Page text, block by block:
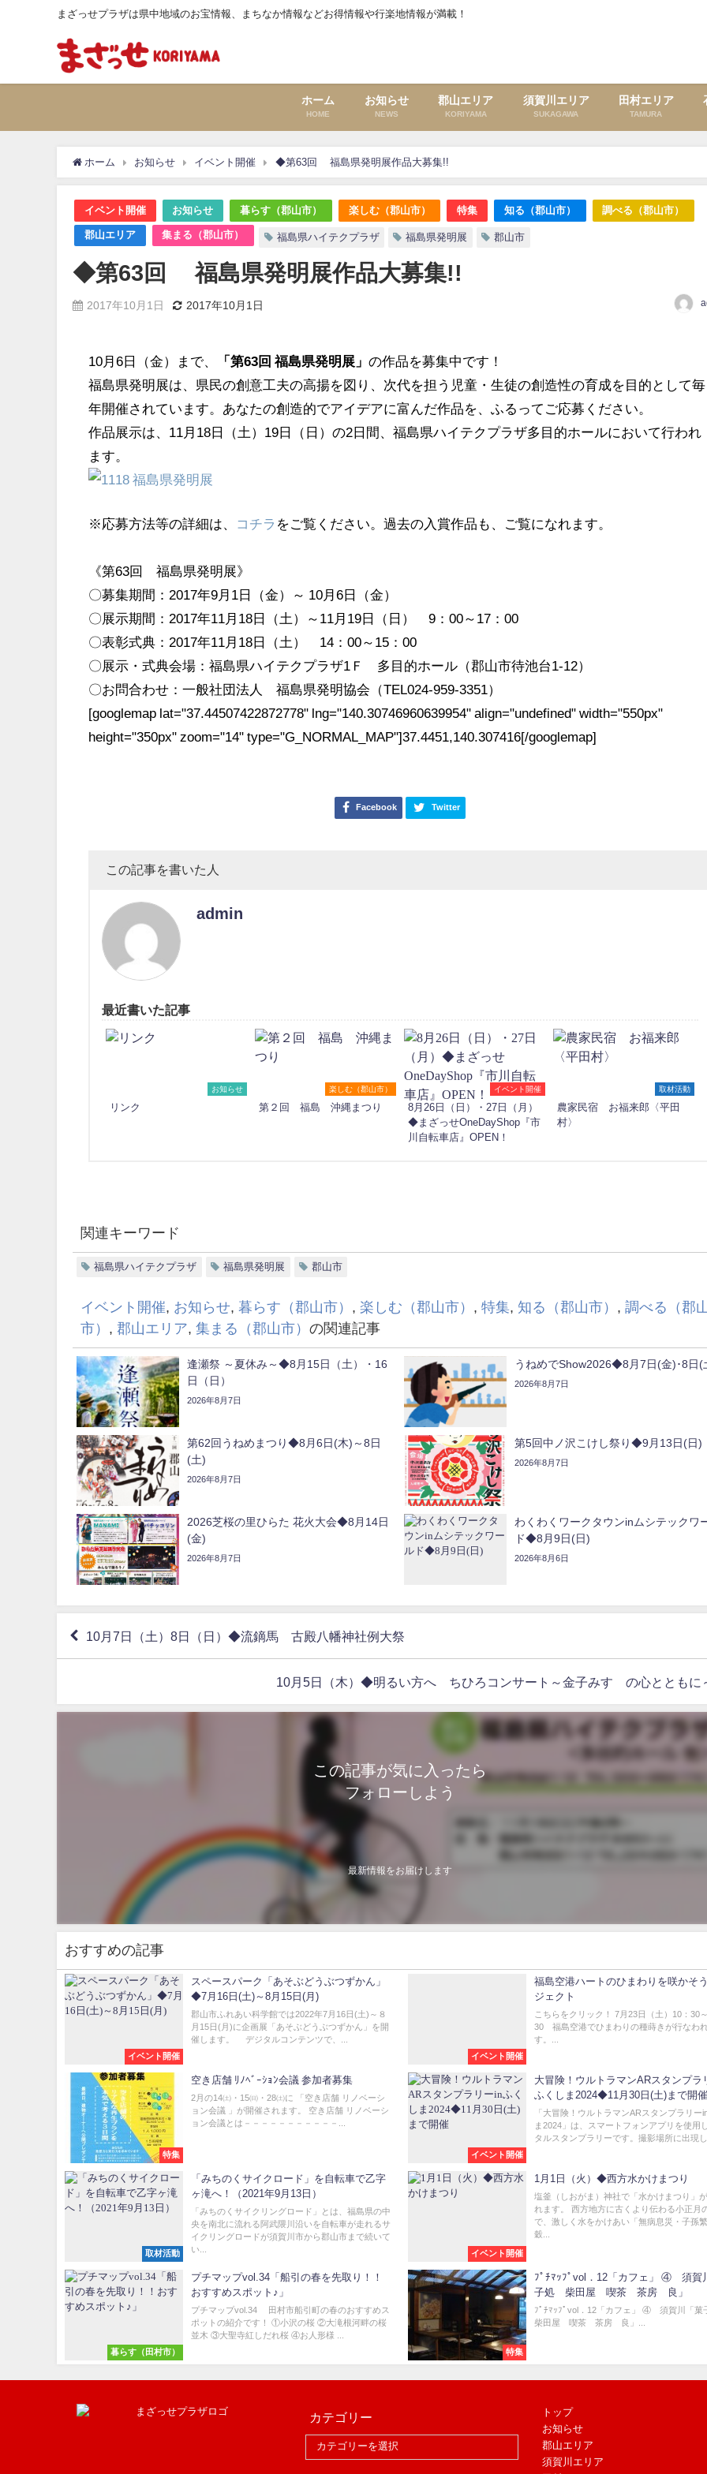
まざっせプラザは県中地域のお宝情報、まちなか情報などお得情報や行楽地情報が満載！
ホーム
HOME
お知らせ
NEWS
郡山エリア
KORIYAMA
須賀川エリア
SUKAGAWA
田村エリア
TAMURA
ホーム お知らせ イベント開催 ◆第63回 福島県発明展作品大募集!!
イベント開催 お知らせ 暮らす（郡山市） 楽しむ（郡山市） 特集 知る（郡山市） 調べる（郡山市）
郡山エリア 集まる（郡山市） 福島県ハイテクプラザ 福島県発明展 郡山市
◆第63回 福島県発明展作品大募集!!
2017年10月1日 2017年10月1日
10月6日（金）まで、 「第63回 福島県発明展」 の作品を募集中です！
福島県発明展は、県民の創意工夫の高揚を図り、次代を担う児童・生徒の創造性の育成を目的として毎
年開催されています。あなたの創造的でアイデアに富んだ作品を、ふるってご応募ください。
作品展示は、11月18日（土）19日（日）の2日間、福島県ハイテクプラザ多目的ホールにおいて行われ
ます。
※応募方法等の詳細は、 コチラ をご覧ください。過去の入賞作品も、ご覧になれます。
《第63回 福島県発明展》
〇募集期間：2017年9月1日（金）～ 10月6日（金）
〇展示期間：2017年11月18日（土）～11月19日（日） 9：00～17：00
〇表彰式典：2017年11月18日（土） 14：00～15：00
〇展示・式典会場：福島県ハイテクプラザ1Ｆ 多目的ホール（郡山市待池台1-12）
〇お問合わせ：一般社団法人 福島県発明協会（TEL024-959-3351）
[googlemap lat="37.44507422872778" lng="140.30746960639954" align="undefined" width="550px"
height="350px" zoom="14" type="G_NORMAL_MAP"]37.4451,140.307416[/googlemap]
Facebook Twitter
この記事を書いた人
admin
最近書いた記事
お知らせ
リンク
楽しむ（郡山市）
第２回 福島 沖縄まつり
イベント開催
8月26日（日）・27日（月）
◆まざっせOneDayShop『市
川自転車店』OPEN！
取材活動
農家民宿 お福来郎〈平田
村〉
関連キーワード
福島県ハイテクプラザ 福島県発明展 郡山市
イベント開催, お知らせ, 暮らす（郡山市） , 楽しむ（郡山市） , 特集, 知る（郡山市） , 調べる（郡
市） , 郡山エリア, 集まる（郡山市） の関連記事
逢瀬祭 ～夏休み～◆8月15日（土）・16
日（日）
2026年8月7日
うねめでShow2026◆8月7日(金)･8日(
2026年8月7日
第62回うねめまつり◆8月6日(木)～8日
(土)
2026年8月7日
第5回中ノ沢こけし祭り◆9月13日(日)
2026年8月7日
2026芝桜の里ひらた 花火大会◆8月14日
(金)
2026年8月7日
わくわくワークタウンinムシテックワ
ド◆8月9日(日)
2026年8月6日
10月7日（土）8日（日）◆流鏑馬 古殿八幡神社例大祭
10月5日（木）◆明るい方へ ちひろコンサート～金子みすゞの心とともに
この記事が気に入ったら
フォローしよう
最新情報をお届けします
おすすめの記事
イベント開催
スペースパーク「あそぶどうぶつずかん」
◆7月16日(土)～8月15日(月)
郡山市ふれあい科学館では2022年7月16日(土)～８
月15日(月)に企画展「あそぶどうぶつずかん」を開
催します。 デジタルコンテンツで、...
イベント開催
福島空港ハートのひまわりを咲かそ
ジェクト
こちらをクリック！ 7月23日（土）10：30
30 福島空港でひまわりの種蒔きが行なわ
す。...
特集
空き店舗 ﾘﾉﾍﾞｰｼｮﾝ会議 参加者募集
2月の14㈯・15㈰・28㈯に 「空き店舗 リノベーシ
ョン会議 」が開催されます。 空き店舗 リノベーシ
ョン会議とは－－－－－－－－－－－...
イベント開催
大冒険！ウルトラマンARスタンプラ
ふくしま2024◆11月30日(土)まで開催
「大冒険！ウルトラマンARスタンプラリー
ま2024」は、スマートフォンアプリを使用
タルスタンプラリーです。撮影場所に出現
取材活動
「みちのくサイクロード」を自転車で乙字
ヶ滝へ！（2021年9月13日）
「みちのくサイクリングロード」とは、福島県の中
央を南北に流れる阿武隈川沿いを自転車が走れるサ
イクリングロードが須賀川市から郡山市まで続いて
い...
イベント開催
1月1日（火）◆西方水かけまつり
塩釜（しおがま）神社で「水かけまつり」
れます。 西方地方に古くより伝わる小正月
で、激しく水をかけあい「無病息災・子孫
穀...
暮らす（田村市）
プチマップvol.34「船引の春を先取り！！
おすすめスポット♪」
プチマップvol.34 田村市船引町の春のおすすめス
ポットの紹介です！ ①小沢の桜 ②大滝根河畔の桜
並木 ③大聖寺紅しだれ桜 ④お人形様 ...
特集
ﾌﾟﾁﾏｯﾌﾟvol．12「カフェ」 ④ 須賀
子処 柴田屋 喫茶 茶房 良」
ﾌﾟﾁﾏｯﾌﾟvol．12「カフェ」 ④ 須賀川「
柴田屋 喫茶 茶房 良」...
カテゴリー
トップ
お知らせ
郡山エリア
須賀川エリア